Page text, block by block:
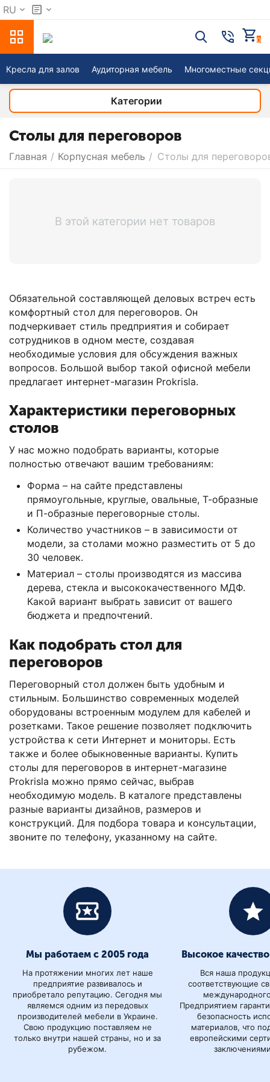
RU
0
Кресла для залов Аудиторная мебель Многоместные
Категории
Столы для переговоров
Главная / Корпусная мебель / Столы для
Обязательной составляющей деловых встреч есть
комфортный стол для переговоров. Он
подчеркивает стиль предприятия и собирает
сотрудников в одном месте, создавая
необходимые условия для обсуждения важных
вопросов. Большой выбор такой офисной мебели
предлагает интернет-магазин Prokrisla.
Характеристики переговорных
столов
У нас можно подобрать варианты, которые
полностью отвечают вашим требованиям:
Форма – на сайте представлены
прямоугольные, круглые, овальные, Т-образные
и П-образные переговорные столы.
Количество участников – в зависимости от
модели, за столами можно разместить от 5 до
30 человек.
Материал – столы производятся из массива
дерева, стекла и высококачественного МДФ.
Какой вариант выбрать зависит от вашего
бюджета и предпочтений.
Как подобрать стол для
переговоров
Переговорный стол должен быть удобным и
стильным. Большинство современных моделей
оборудованы встроенным модулем для кабелей и
розетками. Такое решение позволяет подключить
устройства к сети Интернет и мониторы. Есть
также и более обыкновенные варианты. Купить
столы для переговоров в интернет-магазине
Prokrisla можно прямо сейчас, выбрав
необходимую модель. В каталоге представлены
разные варианты дизайнов, размеров и
конструкций. Для подбора товара и консультации,
звоните по телефону, указанному на сайте.
В этой категории нет товаров
Мы работаем с 2005 года
На протяжении многих лет наше
предприятие развивалось и
приобретало репутацию. Сегодня мы
являемся одним из передовых
производителей мебели в Украине.
Свою продукцию поставляем не
только внутри нашей страны, но и за
рубежом.
Высокое
Вся наша
соответствующие
Предприятием
безопасность
материалов, что
европейскими